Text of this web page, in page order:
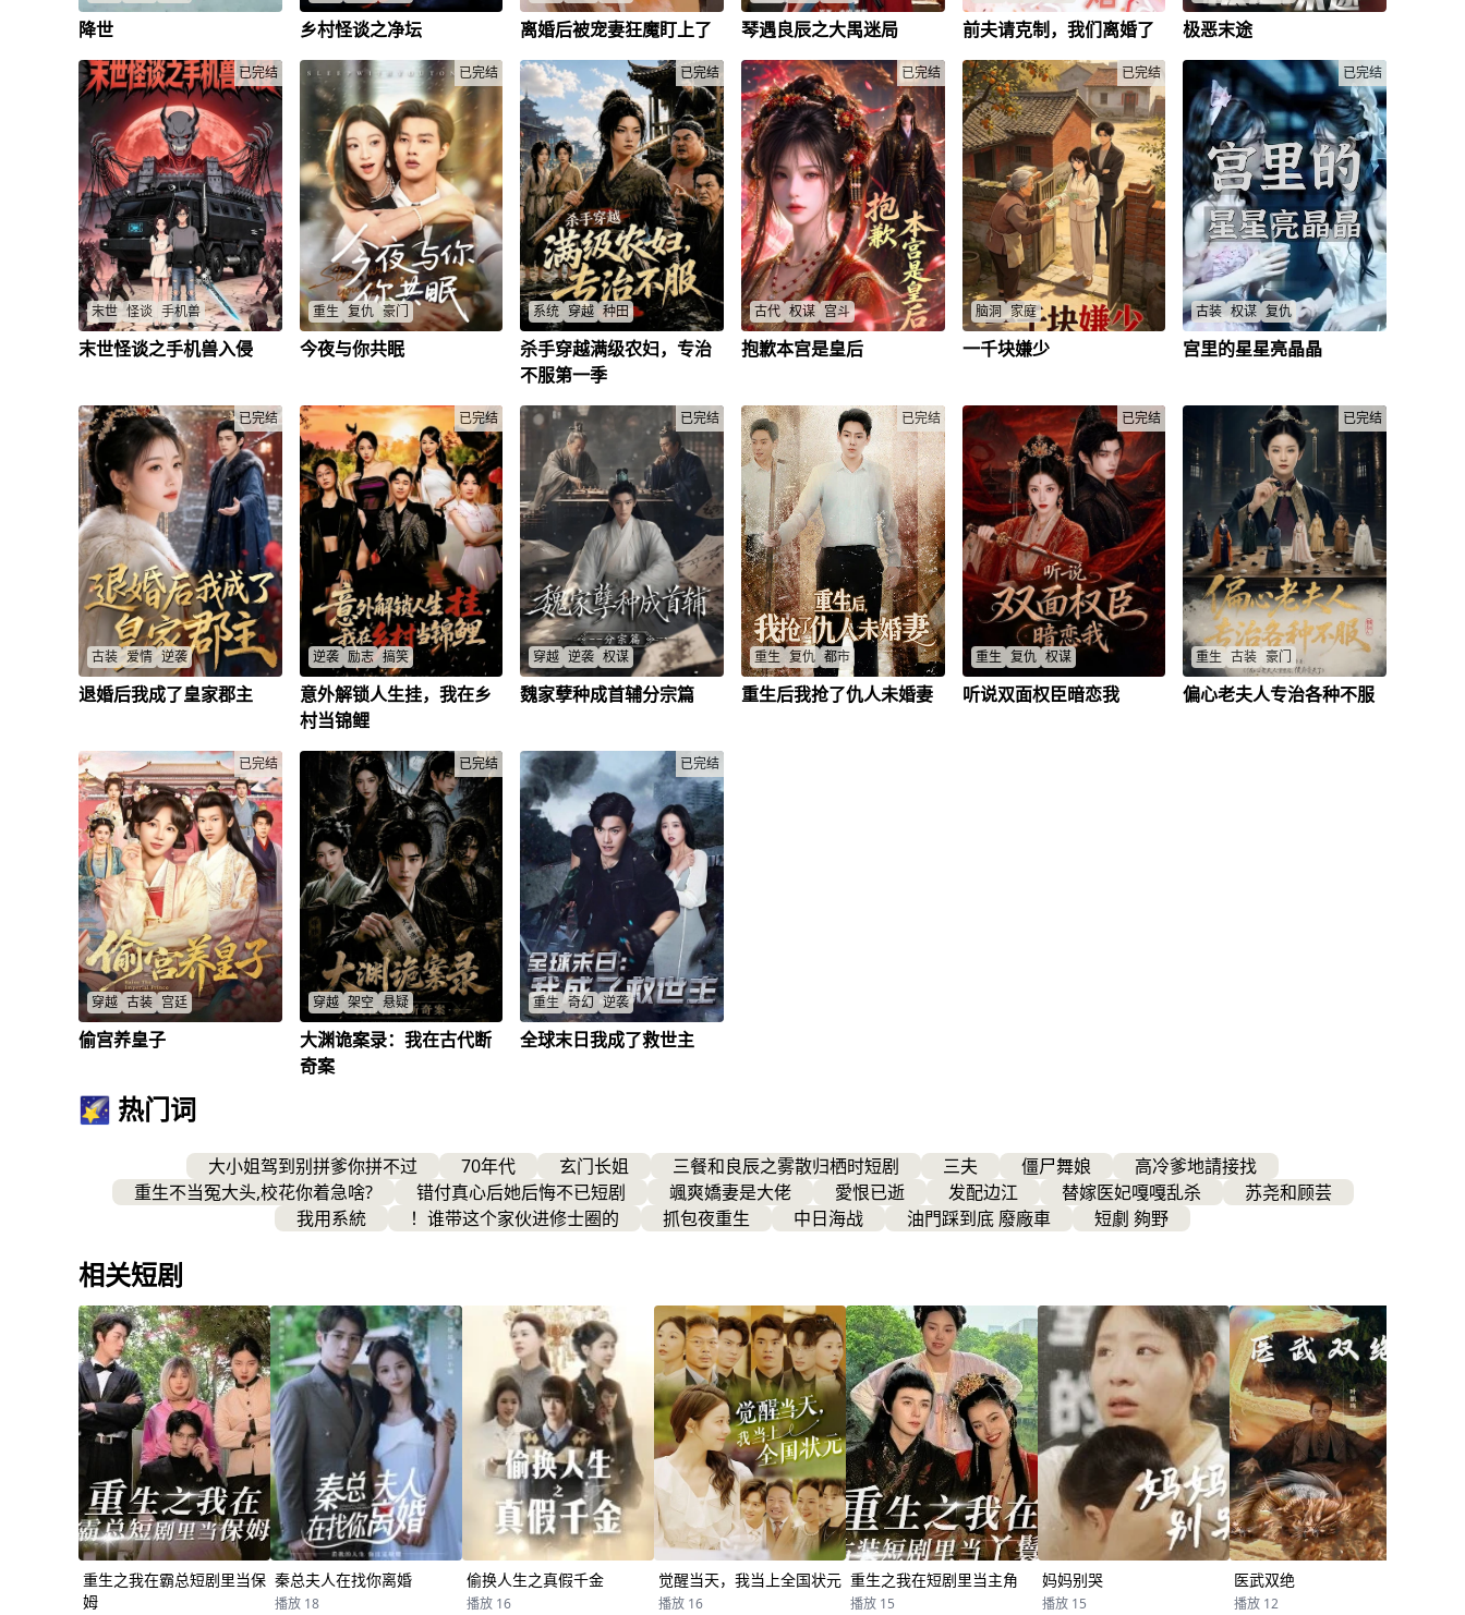
法王与火云邪神的宿命对决，伴
手，力战邪魔，揭开惊天秘密。
法王/火云邪神/林如欣/裴文德/
降世
乡村世代拜畜神，一屠夫喂猪肉
家命悬一线，猪精现世，师傅救
场，真相血腥逆转！
孙二壮
大奎/
乡村怪谈之净坛
苏楚兮在婚姻中遭遇背叛后，意
司穆言的独宠。
苏楚兮 /司穆言/钟少辰/陈真真/
离婚后被宠妻狂魔盯上了
琴弹奉师命查废后下落，重逢旧
生死情缘能否揭晓？
琴弹/良/
琴遇良辰之大禺迷局
简彤与顾岑年的婚姻在爱与恨之
保护孩子，面对重重困境，最终
迎来命运的逆转。
简彤/顾岑年/简思仪/
前夫请克制，我们离婚了
在末世中，王辰从囚徒逆袭为战
开复仇之路。
王辰/叶辰/ 凌薇/莫莉
极恶末途
已完结
末世 怪谈 手机兽
末世2059年，手机设计师毛松
拯救女友、对抗“尸皇”石破天的
复仇之路。石破天借“幽灵手机”
植入病毒芯片，将人类变成丧
尸，妄图称霸世界。毛松必须在
丧尸潮全面爆发前，揭穿阴谋、
救回被脑控的白莲花，终结这场
末世浩劫。
末世怪谈之手机兽入侵
已完结
重生 复仇 豪门
惨遭背叛，姜岁浴火重生！手撕
一场甜爽复仇的爱恋！
姜岁/霍临川/韩镜白/姜宁/
今夜与你共眠
已完结
系统 穿越 种田
现代顶尖人才魂穿同名农妇，开
局便是企图休妻的丈夫、刻薄公
婆与一盘散沙的家。系统激活即
立威——讲规矩立底线、单手断
石震慑无理取闹者，用行动让全
家从叫嚣变信服。恩威并施收拢
人心后，她低价收购村民鱼获联
合售卖，遭镇上首富垄断河道勒
索五十两，独自深入山林采得珍
贵药材破局，带领全家渡过难
关。前世历经磨砺，今生她不信
命只信双手，用智慧与坚韧为自
己和家人闯出一条自立自强的
路。
杀手穿越满级农妇，专治
不服第一季
已完结
古代 权谋 宫斗
姜月茴已是当朝皇后，归乡途中
证，查实裴与谎报功绩、残害百
姓的罪证，如实告知帝王谢临
渊。二人同心协力，瓦解太后策
划的宫廷动乱，肃清朝中不正之
风，朝堂恢复安稳，她也守住了
自身尊严，收获安稳美满的生
活。
抱歉本宫是皇后
已完结
脑洞 家庭
林牧承第一次见到亲妈，对方开
房。林牧承给了钱，丈夫梦海生
觉得事有蹊跷，提醒她小心。三
十多年没联系的亲妈突然找上
门，以后哥哥们要找工作，她帮
不帮。亲情与智慧的对决，善心
会不会变成无底洞。
一千块嫌少
已完结
古装 权谋 复仇
楚若音遭夫君傅景川与庶姐陷害
宫里的星星亮晶晶
已完结
古装 爱情 逆袭
宋白芷退婚谢时景后成公主，边
退婚后我成了皇家郡主
已完结
逆袭 励志 搞笑
穷小子回家遭全村嘲讽，意外激
活装逼系统，装一次富一波，从
买不起猪到地产大佬娶美女，姻
许达
李金玉 /
意外解锁人生挂，我在乡
村当锦鲤
已完结
穿越 逆袭 权谋
现代汉语言博士穿越成大周魏家
头角，又因怒杀辱主恶奴，以
“烈子”之名震动京城，得前首辅
冯衍赏识并拜入其门下。此后魏
逆生借礼法博弈，挣脱魏家桎
梏，顺利过继分宗、自立门户。
拜师宴上他技压嫡兄，朝堂交锋
中舌战权贵，秋闱策论直指藩之
过，一步步从人人鄙夷的孽种，
蜕变为天子赏识的英才。
魏家孽种成首辅分宗篇
已完结
重生 复仇 都市
一个被抛弃的真少爷重生归来，
重生后我抢了仇人未婚妻
已完结
重生 复仇 权谋
重生姜轻鱼求权臣护家复仇，联
听说双面权臣暗恋我
已完结
重生 古装 豪门
重生老夫人悔悟前世偏心，力保
偏心老夫人专治各种不服
已完结
穿越 古装 宫廷
神偷穿越冷宫，擦口水养成弱皇
下？逆袭之路甜虐交织，潜力股
变真龙，疑问重重！
山栀
偷宫养皇子
已完结
穿越 架空 悬疑
现代顶尖犯罪心理学家沈夜穿越
大渊，开局沦为刑场待斩死囚。
他凭借微表情侧写、犯罪心理知
贡人体自燃等诡案，深挖邪教血
浮屠。幕后渊竟是与他同源的穿
越高智商罪犯，布下朝堂连环杀
局。天坛决战斩杀渊主替身，却
发现对方只是棋子，深渊阴谋仍
大渊诡案录：我在古代断
奇案
已完结
重生 奇幻 逆袭
李渊重生末世前十天，利用超能
全球末日我成了救世主
🌠 热门词
大小姐驾到别拼爹你拼不过 70年代 玄门长姐 三餐和良辰之雾散归栖时短剧 三夫 僵尸舞娘
高冷爹地請接找
重生不当冤大头,校花你着急啥?
错付真心后她后悔不已短剧 颯爽嬌妻是大佬 愛恨已逝 发配边江 替嫁医妃嘎嘎乱杀
苏尧和顾芸
我用系統
！谁带这个家伙进修士圈的 抓包夜重生 中日海战 油門踩到底 廢廠車 短劇 夠野
相关短剧
重生之我在霸总短剧里当保
姆
秦总夫人在找你离婚
播放 18
偷换人生之真假千金
播放 16
觉醒当天，我当上全国状元
播放 16
重生之我在短剧里当主角
播放 15
妈妈别哭
播放 15
医武双绝
播放 12